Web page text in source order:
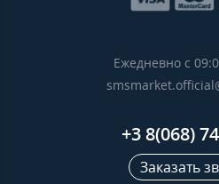
Ежедневно с
+3 8(068)
Заказать